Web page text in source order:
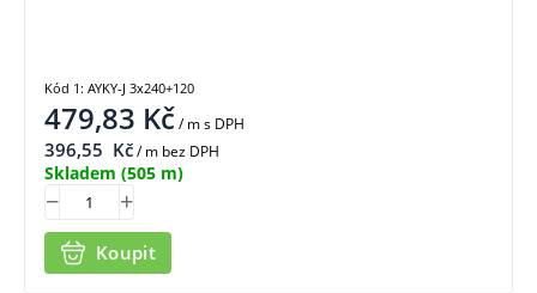
479,83 Kč/ ms DPH
396,55 Kč/ m bez DPH
Skladem (505 m)
Koupit
Kód 1: AYKY-J 3x240+120